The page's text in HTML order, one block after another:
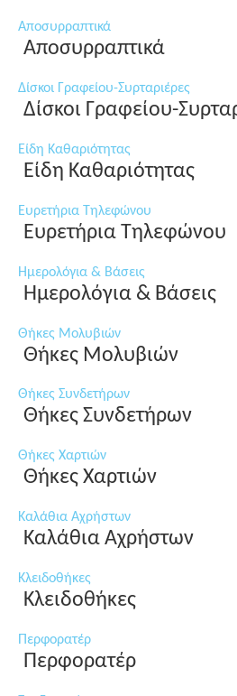
Αποσυρραπτικά
Αποσυρραπτικά
Δίσκοι Γραφείου-Συρταριέρες
Δίσκοι Γραφείου-
Είδη Καθαριότητας
Είδη Καθαριότητας
Ευρετήρια Τηλεφώνου
Ευρετήρια Τηλεφώνου
Ημερολόγια & Βάσεις
Ημερολόγια & Βάσεις
Θήκες Μολυβιών
Θήκες Μολυβιών
Θήκες Συνδετήρων
Θήκες Συνδετήρων
Θήκες Χαρτιών
Θήκες Χαρτιών
Καλάθια Αχρήστων
Καλάθια Αχρήστων
Κλειδοθήκες
Κλειδοθήκες
Περφορατέρ
Περφορατέρ